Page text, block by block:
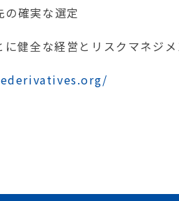
確実な選定
全な経営とリスクマネジメ